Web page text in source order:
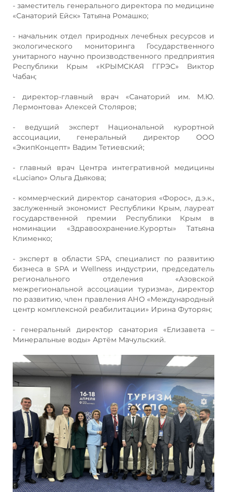
- заместитель генерального директора по медицине
«Санаторий Ейск» Татьяна Ромашко;
- начальник отдел природных лечебных ресурсов и
экологического мониторинга Государственного
унитарного научно производственного предприятия
Республики Крым «КРЫМСКАЯ ГГРЭС» Виктор
Чабан;
- директор-главный врач «Санаторий им. М.Ю.
Лермонтова» Алексей Столяров;
- ведущий эксперт Национальной курортной
ассоциации, генеральный директор ООО
«ЭкипКонцепт» Вадим Тетиевский;
- главный врач Центра интегративной медицины
«Luciano» Ольга Дьякова;
- коммерческий директор санатория «Форос», д.э.к.,
заслуженный экономист Республики Крым, лауреат
государственной премии Республики Крым в
номинации «Здравоохранение.Курорты» Татьяна
Клименко;
- эксперт в области SPA, специалист по развитию
бизнеса в SPA и Wellness индустрии, председатель
регионального отделения «Азовской
межрегиональной ассоциации туризма», директор
по развитию, член правления АНО «Международный
центр комплексной реабилитации» Ирина Футорян;
- генеральный директор санатория «Елизавета –
Минеральные воды» Артём Мачульский.